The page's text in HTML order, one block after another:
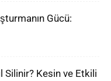
Gücü:
Silinir? Kesin ve Etkili